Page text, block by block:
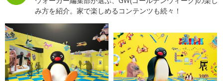
み方を紹介。家で楽しめるコンテンツも続々！